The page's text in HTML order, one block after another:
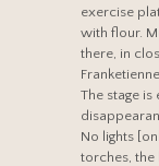
exercise
with flour.
there, in
The stage
No lights
torches, the